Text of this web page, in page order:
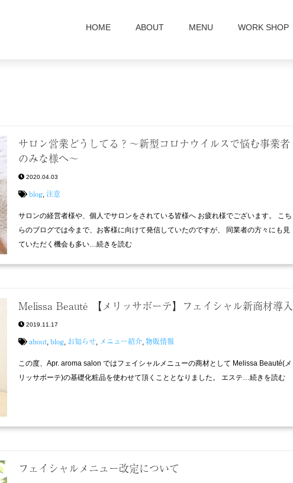
HOME ABOUT MENU WORK SHOP
サロン営業どうしてる？〜新型コロナウイルスで悩む事業者
のみな様へ〜
2020.04.03
blog,注意
サロンの経営者様や、個人でサロンをされている皆様へ お疲れ様でございます。 こち
らのブログでは今まで、お客様に向けて発信していたのですが、 同業者の方々にも見
ていただく機会も多い…続きを読む
Melissa Beauté 【メリッサボーテ】フェイシャル新商材導入
2019.11.17
about,blog, お知らせ, メニュー紹介,物販情報
この度、Apr. aroma salon ではフェイシャルメニューの商材として Melissa Beauté(メ
リッサボーテ)の基礎化粧品を使わせて頂くこととなりました。 エステ…続きを読む
フェイシャルメニュー改定について